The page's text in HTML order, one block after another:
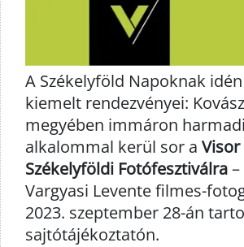
A Székelyföld Napoknak
kiemelt rendezvényei:
megyében immáron
alkalommal kerül sor a Visor
Székelyföldi Fotófesztiválra
Vargyasi Levente filmes-
2023. szeptember 28-án
sajtótájékoztatón.